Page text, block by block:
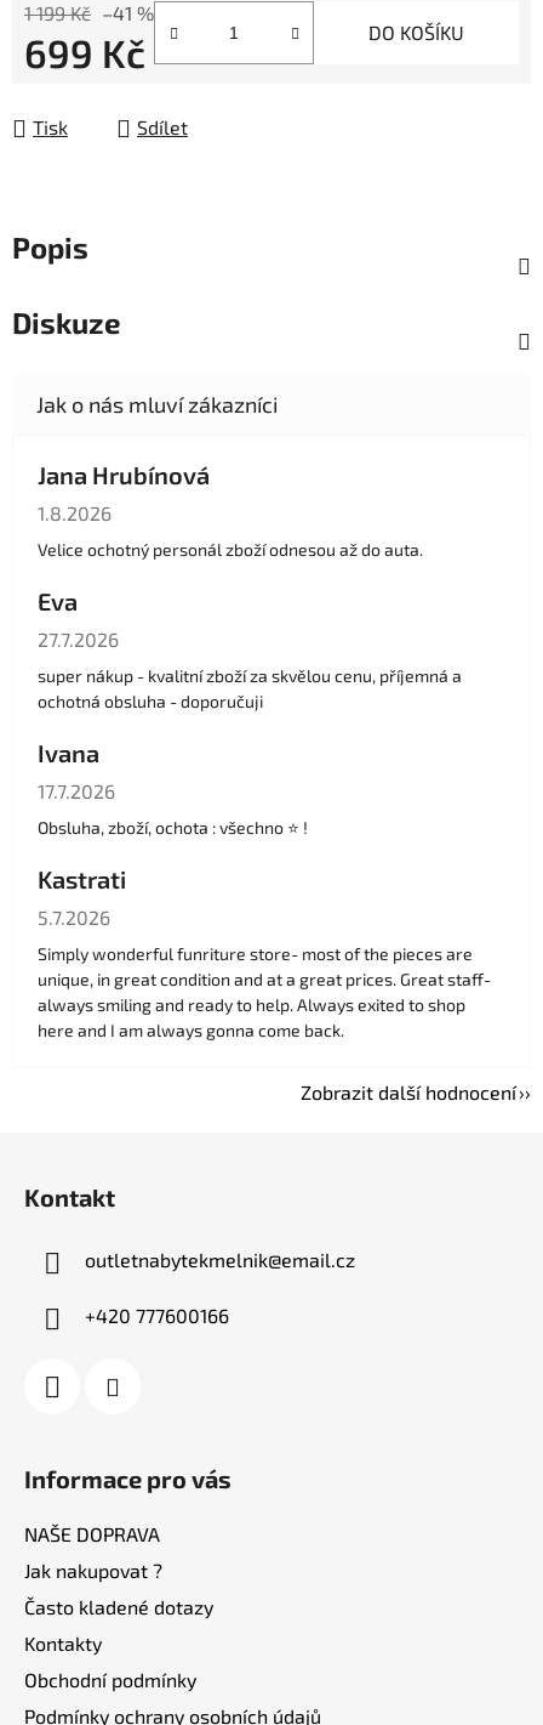
1 199 Kč –41 %
699 Kč DO KOŠÍKU
Tisk Sdílet
Popis
Diskuze
Jana Hrubínová
Hodnocení obchodu je 5 z 5 hvězdiček.
1.8.2026
Velice ochotný personál zboží odnesou až do auta.
Eva
Hodnocení obchodu je 5 z 5 hvězdiček.
27.7.2026
super nákup - kvalitní zboží za skvělou cenu, příjemná a
ochotná obsluha - doporučuji
Ivana
Hodnocení obchodu je 5 z 5 hvězdiček.
17.7.2026
Obsluha, zboží, ochota : všechno ⭐️ !
Kastrati
Hodnocení obchodu je 5 z 5 hvězdiček.
5.7.2026
Simply wonderful funriture store- most of the pieces are
unique, in great condition and at a great prices. Great staff-
always smiling and ready to help. Always exited to shop
here and I am always gonna come back.
Zobrazit další hodnocení
Kontakt
outletnabytekmelnik@email.cz
+420 777600166
Informace pro vás
NAŠE DOPRAVA
Jak nakupovat ?
Často kladené dotazy
Kontakty
Obchodní podmínky
Podmínky ochrany osobních údajů